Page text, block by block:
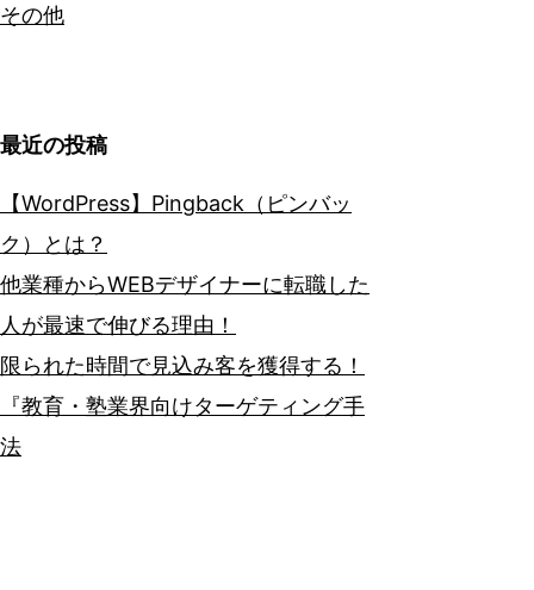
その他
最近の投稿
【WordPress】Pingback（ピンバッ
ク）とは？
他業種からWEBデザイナーに転職した
人が最速で伸びる理由！
限られた時間で見込み客を獲得する！
『教育・塾業界向けターゲティング手
法